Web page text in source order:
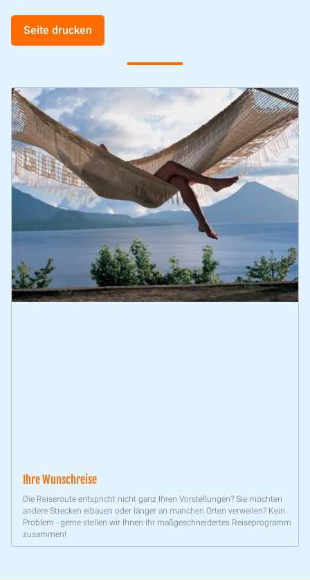
Seite drucken
Ihre Wunschreise
Die Reiseroute entspricht nicht ganz Ihren Vorstellungen? Sie möchten
andere Strecken eibauen oder länger an manchen Orten verweilen? Kein
Problem - gerne stellen wir Ihnen Ihr maßgeschneidertes Reiseprogramm
zusammen!